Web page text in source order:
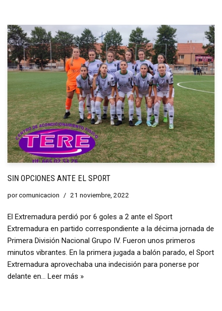
SIN OPCIONES ANTE EL SPORT
porcomunicacion 21 noviembre, 2022
El Extremadura perdió por 6 goles a 2 ante el Sport
Extremadura en partido correspondiente a la décima jornada de
Primera División Nacional Grupo IV. Fueron unos primeros
minutos vibrantes. En la primera jugada a balón parado, el Sport
Extremadura aprovechaba una indecisión para ponerse por
delante en… Leer más »